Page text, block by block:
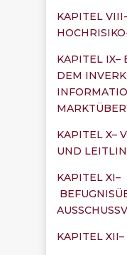
KAPITEL
KAPITEL IX–
DEM
KAPITEL X–
UND
KAPITEL XI–
KAPITEL